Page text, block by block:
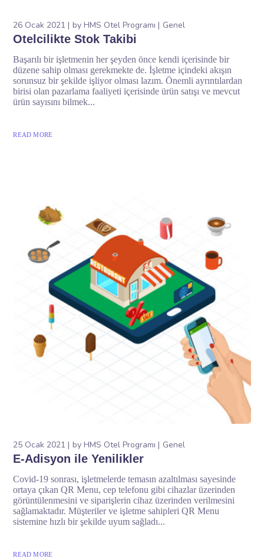
26 Ocak 2021 byHMS Otel Programı Genel
Otelcilikte Stok Takibi
Başarılı bir işletmenin her şeyden önce kendi içerisinde bir
düzene sahip olması gerekmekte de. İşletme içindeki akışın
sorunsuz bir şekilde işliyor olması lazım. Önemli ayrıntılardan
birisi olan pazarlama faaliyeti içerisinde ürün satışı ve mevcut
ürün sayısını bilmek...
READ MORE
25 Ocak 2021 byHMS Otel Programı Genel
E-Adisyon ile Yenilikler
Covid-19 sonrası, işletmelerde temasın azaltılması sayesinde
ortaya çıkan QR Menu, cep telefonu gibi cihazlar üzerinden
görüntülenmesini ve siparişlerin cihaz üzerinden verilmesini
sağlamaktadır. Müşteriler ve işletme sahipleri QR Menu
sistemine hızlı bir şekilde uyum sağladı...
READ MORE